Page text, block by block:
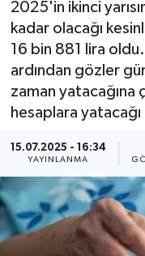
2025'in ikinci
kadar olacağı
16 bin 881 lira oldu.
ardından gözler
zaman yatacağına
hesaplara
15.07.2025 - 16:34
YAYINLANMA
KÜLTÜR SANAT
YAŞAM
LIFE
SARIGÖL
SARUHANLI
SELENDİ
KIRKAĞAÇ
DEMİRCİ
GÖLMARMARA
KÖPRÜBAŞI
KULA
SALİHLİ
SARIGÖL
SARUHANLI
ŞEHZADELER
EKONOMİ
EĞİTİM
KÜLTÜR SANAT
SPOR
YAŞAM
LIFE